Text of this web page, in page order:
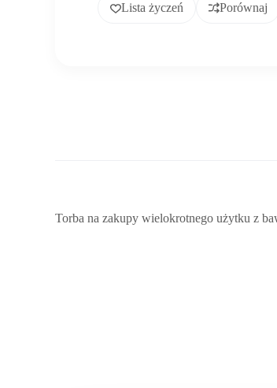
Lista życzeń
Porównaj
Torba na zakupy wielokrotnego użytku z